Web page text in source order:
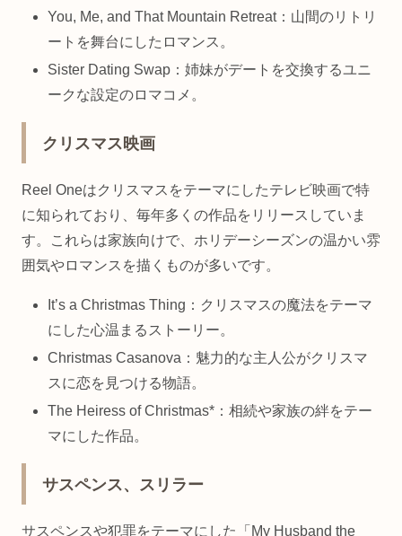
You, Me, and That Mountain Retreat：山間のリトリ
ートを舞台にしたロマンス。
Sister Dating Swap：姉妹がデートを交換するユニ
ークな設定のロマコメ。
クリスマス映画
Reel Oneはクリスマスをテーマにしたテレビ映画で特
に知られており、毎年多くの作品をリリースしていま
す。これらは家族向けで、ホリデーシーズンの温かい雰
囲気やロマンスを描くものが多いです。
It’s a Christmas Thing：クリスマスの魔法をテーマ
にした心温まるストーリー。
Christmas Casanova：魅力的な主人公がクリスマ
スに恋を見つける物語。
The Heiress of Christmas*：相続や家族の絆をテー
マにした作品。
サスペンス、スリラー
サスペンスや犯罪をテーマにした「My Husband the